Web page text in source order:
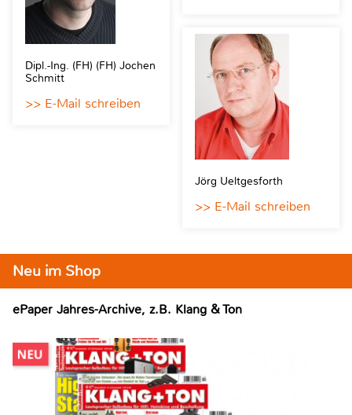
Dipl.-Ing. (FH) (FH) Jochen
Schmitt
>> E-Mail schreiben
Jörg Ueltgesforth
>> E-Mail schreiben
Neu im Shop
ePaper Jahres-Archive, z.B. Klang & Ton